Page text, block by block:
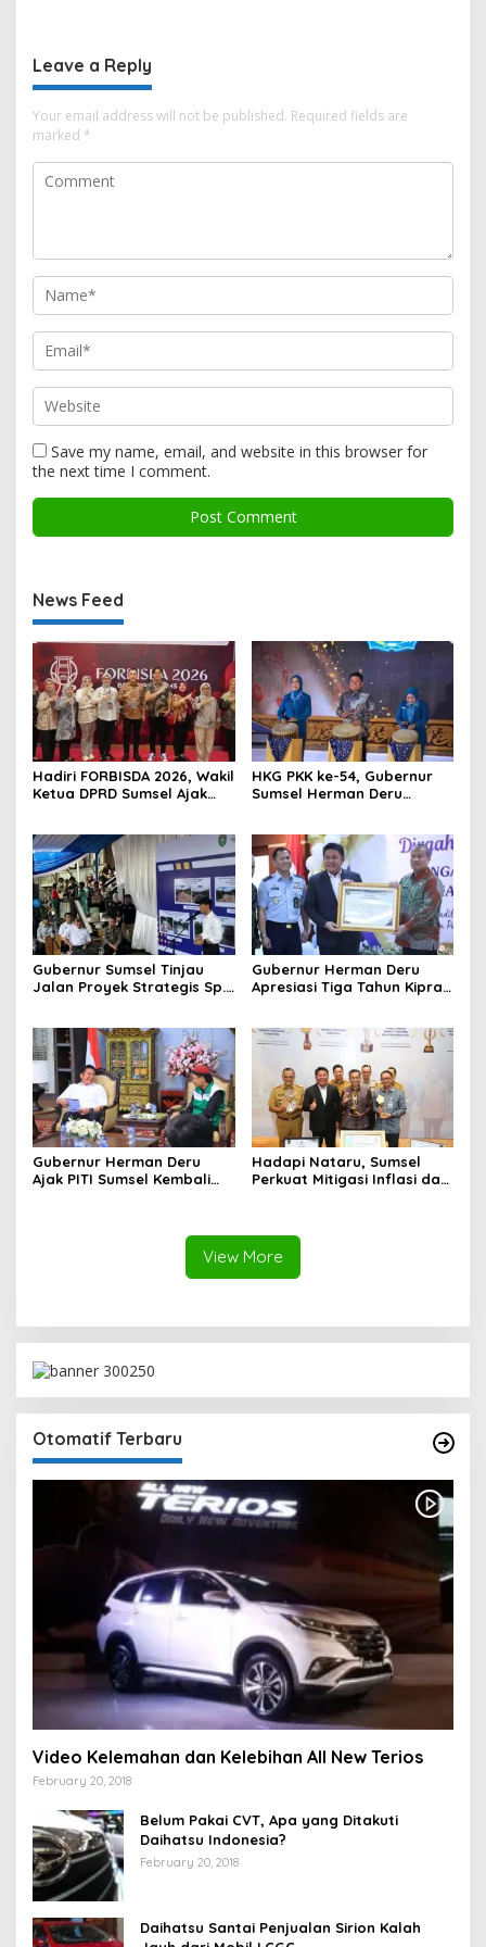
Leave a Reply
Your email address will not be published. Required fields are
marked *
Save my name, email, and website in this browser for
the next time I comment.
News Feed
Hadiri FORBISDA 2026, Wakil
Ketua DPRD Sumsel Ajak
HKG PKK ke-54, Gubernur
Sumsel Herman Deru
Perempuan
Gubernur Sumsel Tinjau
Jalan Proyek Strategis Sp.
Gubernur Herman Deru
Apresiasi Tiga Tahun Kiprah
Negara
Gubernur Herman Deru
Ajak PITI Sumsel Kembali
Hadapi Nataru, Sumsel
Perkuat Mitigasi Inflasi dan
View More
Otomatif Terbaru
Video Kelemahan dan Kelebihan All New Terios
February 20, 2018
Belum Pakai CVT, Apa yang Ditakuti
Daihatsu Indonesia?
February 20, 2018
Daihatsu Santai Penjualan Sirion Kalah